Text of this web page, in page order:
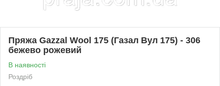
Пряжа Gazzal Wool 175 (Газал Вул 175) - 306
бежево рожевий
В наявності
Роздріб